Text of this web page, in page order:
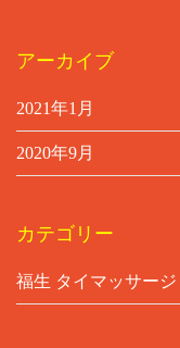
アーカイブ
2021年1月
2020年9月
カテゴリー
福生 タイマッサージ